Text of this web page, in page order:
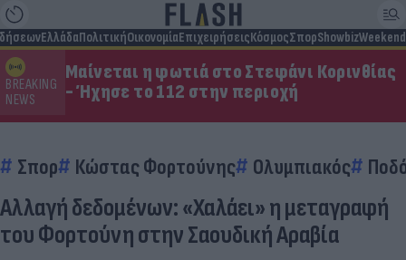
ΕλλάδαΠολιτικήΟικονομίαΕπιχειρήσειςΚόσμοςΣπορShowbizWeekend
BREAKING
NEWS
Μαίνεται η φωτιά στο Στεφάνι Κορινθίας
- Ήχησε το 112 στην περιοχή
Σπορ Κώστας Φορτούνης Ολυμπιακός
Αλλαγή δεδομένων: «Χαλάει» η μεταγραφή
του Φορτούνη στην Σαουδική Αραβία